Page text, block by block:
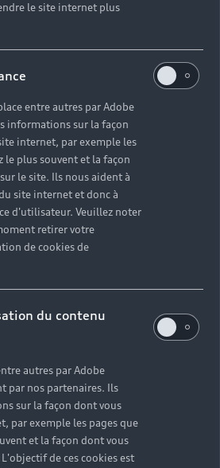
sur vos
posé chez votre Partenaire
3 ans par la Garantie
le site internet plus
entre autres par Adobe
informations sur la façon
internet, par exemple les
le plus souvent et la façon
le site. Ils nous aident à
site internet et donc à
d'utilisateur. Veuillez noter
retirer votre
de cookies de
du contenu
autres par Adobe
par nos partenaires. Ils
sur la façon dont vous
par exemple les pages que
et la façon dont vous
de ces cookies est